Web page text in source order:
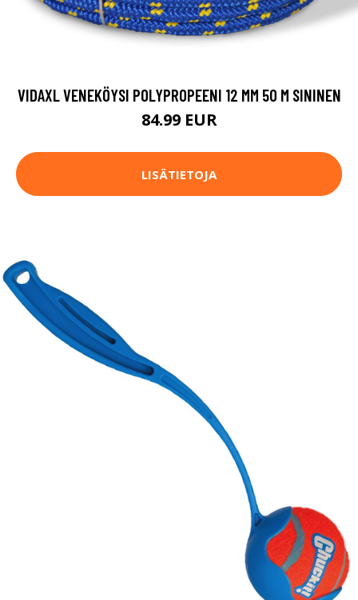
VIDAXL VENEKÖYSI POLYPROPEENI 12 MM 50 M SININEN
84.99 EUR
LISÄTIETOJA